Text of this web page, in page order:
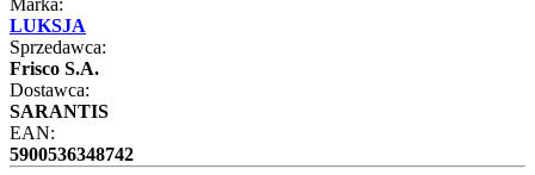
Marka:
LUKSJA
Sprzedawca:
Frisco S.A.
Dostawca:
SARANTIS
EAN:
5900536348742